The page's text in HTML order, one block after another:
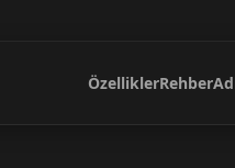
ÖzelliklerRehber